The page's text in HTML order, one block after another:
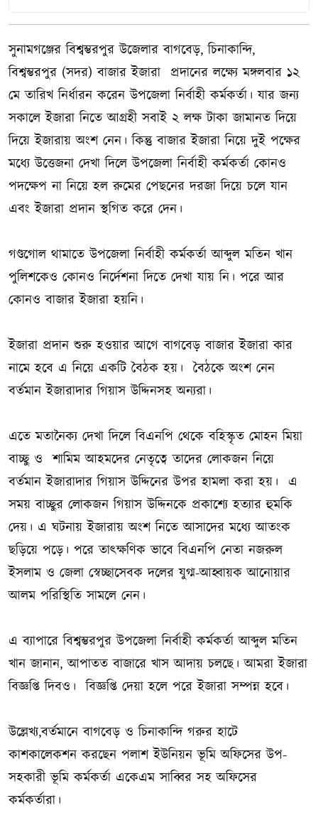
সুনামগঞ্জের বিশ্বম্ভরপুর উজেলার বাগবেড়, চিনাকান্দি,
বিশ্বম্ভরপুর (সদর) বাজার ইজারা প্রদানের লক্ষ্যে মঙ্গলবার ১২
মে তারিখ নির্ধারন করেন উপজেলা নির্বাহী কর্মকর্তা। যার জন্য
সকালে ইজারা নিতে আগ্রহী সবাই ২ লক্ষ টাকা জামানত দিয়ে
দিয়ে ইজারায় অংশ নেন। কিন্তু বাজার ইজারা নিয়ে দুই পক্ষের
মধ্যে উত্তেজনা দেখা দিলে উপজেলা নির্বাহী কর্মকর্তা কোনও
পদক্ষেপ না নিয়ে হল রুমের পেছনের দরজা দিয়ে চলে যান
এবং ইজারা প্রদান স্থগিত করে দেন।
গণ্ডগোল থামাতে উপজেলা নির্বাহী কর্মকর্তা আব্দুল মতিন খান
পুলিশকেও কোনও নির্দেশনা দিতে দেখা যায় নি। পরে আর
কোনও বাজার ইজারা হয়নি।
ইজারা প্রদান শুরু হওয়ার আগে বাগবেড় বাজার ইজারা কার
নামে হবে এ নিয়ে একটি বৈঠক হয়। বৈঠকে অংশ নেন
বর্তমান ইজারাদার গিয়াস উদ্দিনসহ অন্যরা।
এতে মতানৈক্য দেখা দিলে বিএনপি থেকে বহিস্কৃত মোহন মিয়া
বাচ্ছু ও শামিম আহমদের নেতৃত্বে তাদের লোকজন নিয়ে
বর্তমান ইজারাদার গিয়াস উদ্দিনের উপর হামলা করা হয়। এ
সময় বাচ্ছুর লোকজন গিয়াস উদ্দিনকে প্রকাশ্যে হত্যার হুমকি
দেয়। এ ঘটনায় ইজারায় অংশ নিতে আসাদের মধ্যে আতংক
ছড়িয়ে পড়ে। পরে তাৎক্ষণিক ভাবে বিএনপি নেতা নজরুল
ইসলাম ও জেলা স্বেচ্ছাসেবক দলের যুগ্ম-আহ্বায়ক আনোয়ার
আলম পরিস্থিতি সামলে নেন।
এ ব্যাপারে বিশ্বম্ভরপুর উপজেলা নির্বাহী কর্মকর্তা আব্দুল মতিন
খান জানান, আপাতত বাজারে খাস আদায় চলছে। আমরা ইজারা
বিজ্ঞপ্তি দিবও। বিজ্ঞপ্তি দেয়া হলে পরে ইজারা সম্পন্ন হবে।
উল্লেখ্য,বর্তমানে বাগবেড় ও চিনাকান্দি গরুর হাটে
কাশকালেকশন করছেন পলাশ ইউনিয়ন ভূমি অফিসের উপ-
সহকারী ভূমি কর্মকর্তা একেএম সাব্বির সহ অফিসের
কর্মকর্তারা।